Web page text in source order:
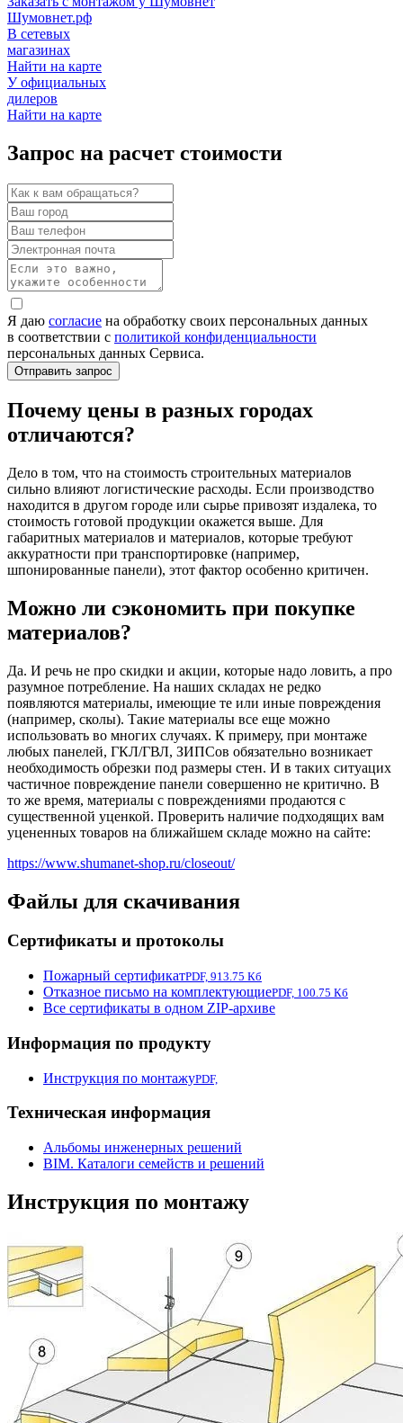
Шумовнет.рф
В сетевых
магазинах
Найти на карте
У официальных
дилеров
Найти на карте
Запрос на расчет стоимости
Я даю согласие на обработку своих персональных данных
в соответствии с политикой конфиденциальности
персональных данных Сервиса.
Почему цены в разных городах
отличаются?
Дело в том, что на стоимость строительных материалов
сильно влияют логистические расходы. Если производство
находится в другом городе или сырье привозят издалека, то
стоимость готовой продукции окажется выше. Для
габаритных материалов и материалов, которые требуют
аккуратности при транспортировке (например,
шпонированные панели), этот фактор особенно критичен.
Можно ли сэкономить при покупке
материалов?
Да. И речь не про скидки и акции, которые надо ловить, а про
разумное потребление. На наших складах не редко
появляются материалы, имеющие те или иные повреждения
(например, сколы). Такие материалы все еще можно
использовать во многих случаях. К примеру, при монтаже
любых панелей, ГКЛ/ГВЛ, ЗИПСов обязательно возникает
необходимость обрезки под размеры стен. И в таких ситуацих
частичное повреждение панели совершенно не критично. В
то же время, материалы с повреждениями продаются с
существенной уценкой. Проверить наличие подходящих вам
уцененных товаров на ближайшем складе можно на сайте:
https://www.shumanet-shop.ru/closeout/
Файлы для скачивания
Сертификаты и протоколы
Пожарный сертификатPDF, 913.75 Кб
Отказное письмо на комплектующиеPDF, 100.75 Кб
Все сертификаты в одном ZIP-архиве
Информация по продукту
Инструкция по монтажуPDF,
Техническая информация
Альбомы инженерных решений
BIM. Каталоги семейств и решений
Инструкция по монтажу